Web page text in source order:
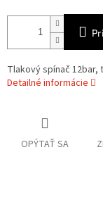
Tlakový spínač
Detailné informácie
OPÝTAŤ SA